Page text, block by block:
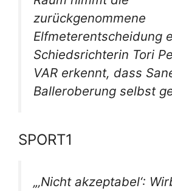
zurückgenommene
Elfmeterentscheidung
Schiedsrichterin Tori
VAR erkennt, dass
Balleroberung selbst
SPORT1
„‚Nicht akzeptabel‘: